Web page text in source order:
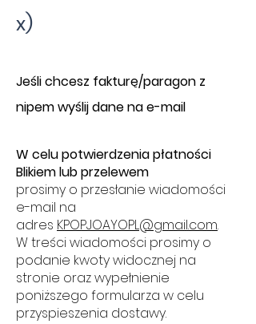
x)
​Jeśli chcesz fakturę/paragon z
nipem wyślij dane na e-mail
W celu potwierdzenia płatności
Blikiem lub przelewem
prosimy o przesłanie wiadomości
e-mail na
adres KPOPJOAYOPL@gmail.com.
W treści wiadomości prosimy o
podanie kwoty widocznej na
stronie oraz wypełnienie
poniższego formularza w celu
przyspieszenia dostawy.